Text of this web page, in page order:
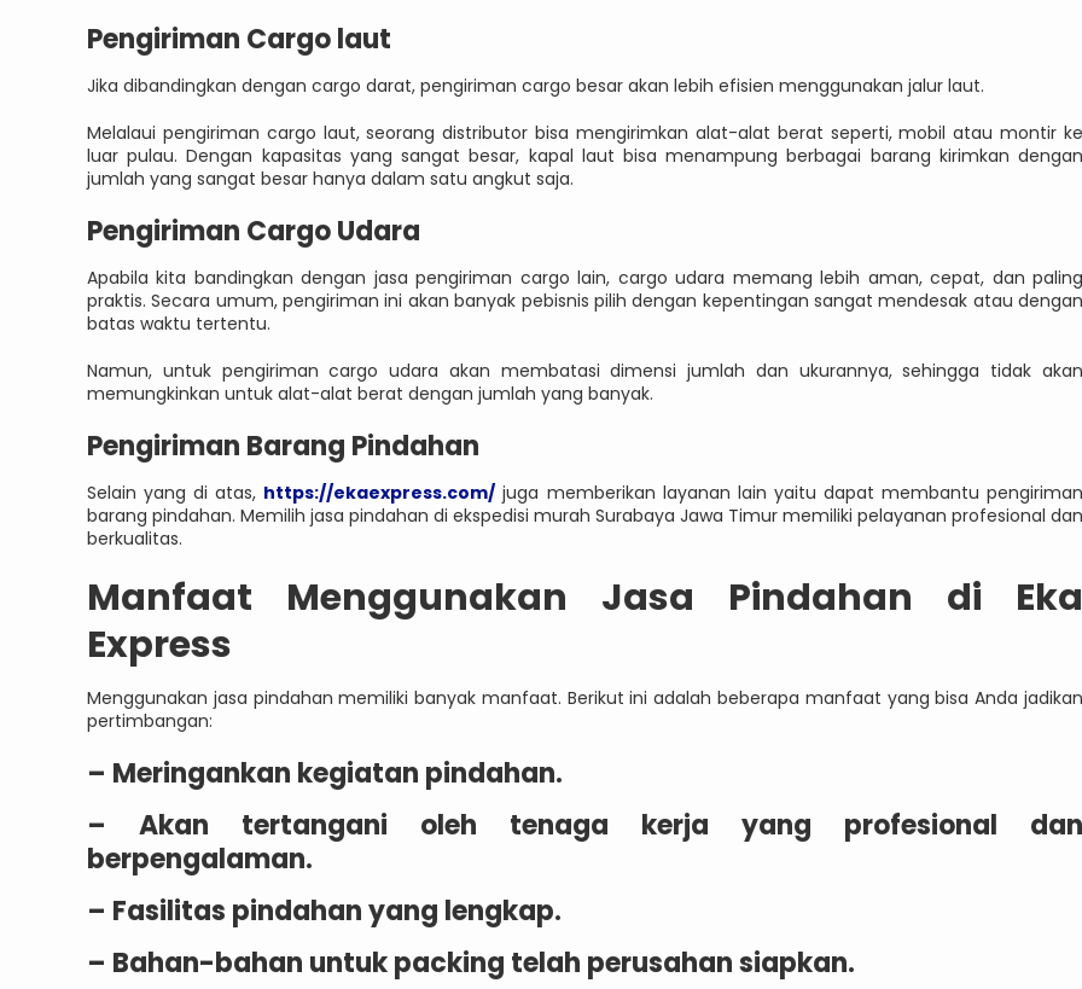
Pengiriman Cargo laut
Jika dibandingkan dengan cargo darat, pengiriman cargo besar akan lebih efisien menggunakan jalur laut.
Melalaui pengiriman cargo laut, seorang distributor bisa mengirimkan alat-alat berat seperti, mobil atau montir ke
luar pulau. Dengan kapasitas yang sangat besar, kapal laut bisa menampung berbagai barang kirimkan dengan
jumlah yang sangat besar hanya dalam satu angkut saja.
Pengiriman Cargo Udara
Apabila kita bandingkan dengan jasa pengiriman cargo lain, cargo udara memang lebih aman, cepat, dan paling
praktis. Secara umum, pengiriman ini akan banyak pebisnis pilih dengan kepentingan sangat mendesak atau dengan
batas waktu tertentu.
Namun, untuk pengiriman cargo udara akan membatasi dimensi jumlah dan ukurannya, sehingga tidak akan
memungkinkan untuk alat-alat berat dengan jumlah yang banyak.
Pengiriman Barang Pindahan
Selain yang di atas, https://ekaexpress.com/ juga memberikan layanan lain yaitu dapat membantu pengiriman
barang pindahan. Memilih jasa pindahan di ekspedisi murah Surabaya Jawa Timur memiliki pelayanan profesional dan
berkualitas.
Manfaat Menggunakan Jasa Pindahan di Eka
Express
Menggunakan jasa pindahan memiliki banyak manfaat. Berikut ini adalah beberapa manfaat yang bisa Anda jadikan
pertimbangan:
– Meringankan kegiatan pindahan.
– Akan tertangani oleh tenaga kerja yang profesional dan
berpengalaman.
– Fasilitas pindahan yang lengkap.
– Bahan-bahan untuk packing telah perusahan siapkan.